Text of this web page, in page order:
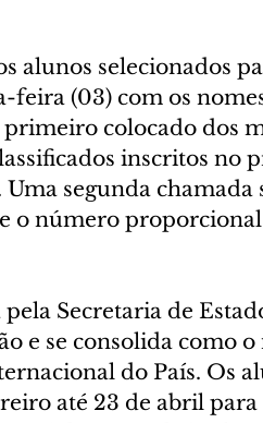
alunos selecionados
feira (03) com os
primeiro colocado dos
inscritos no
segunda chamada
o número
Secretaria de
e se consolida como
do País. Os
até 23 de abril